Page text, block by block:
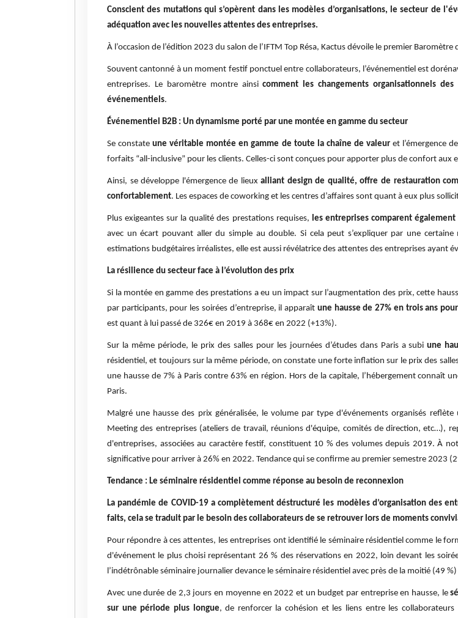
Conscient des mutations qui s’opèrent dans les modèles d’organisations, le secteur de
adéquation avec les nouvelles attentes des entreprises.
À l’occasion de l’édition 2023 du salon de l’IFTM Top Résa, Kactus dévoile le premier
Souvent cantonné à un moment festif ponctuel entre collaborateurs, l’événementiel est
entreprises. Le baromètre montre ainsicomment les changements organisationnels
événementiels.
Événementiel B2B : Un dynamisme porté par une montée en gamme du secteur
Se constateune véritable montée en gamme de toute la chaîne de valeuret l’émergence
forfaits “all-inclusive” pour les clients. Celles-ci sont conçues pour apporter plus de confort aux
Ainsi, se développe l'émergence de lieuxalliant design de qualité, offre de restauration
confortablement. Les espaces de coworking et les centres d’affaires sont quant à eux plus
Plus exigeantes sur la qualité des prestations requises, les entreprises comparent
avec un écart pouvant aller du simple au double. Si cela peut s’expliquer par une
estimations budgétaires irréalistes, elle est aussi révélatrice des attentes des entreprises ayant
La résilience du secteur face à l’évolution des prix
Si la montée en gamme des prestations a eu un impact sur l’augmentation des prix, cette
par participants, pour les soirées d’entreprise, il apparaît une hausse de 27% en trois ans
est quant à lui passé de 326€ en 2019 à 368€ en 2022 (+13%).
Sur la même période, le prix des salles pour les journées d’études dans Paris a subiune
résidentiel, et toujours sur la même période, on constate une forte inflation sur le prix des
une hausse de 7% à Paris contre 63% en région. Hors de la capitale, l’hébergement connaît
Paris.
Malgré une hausse des prix généralisée, le volume par type d'événements organisés
Meeting des entreprises (ateliers de travail, réunions d'équipe, comités de direction, etc…),
d'entreprises, associées au caractère festif, constituent 10 % des volumes depuis 2019. À
significative pour arriver à 26% en 2022. Tendance qui se confirme au premier semestre 2023
Tendance : Le séminaire résidentiel comme réponse au besoin de reconnexion
La pandémie de COVID-19 a complètement déstructuré les modèles d’organisation des
faits, cela se traduit par le besoin des collaborateurs de se retrouver lors de moments
Pour répondre à ces attentes, les entreprises ont identifié le séminaire résidentiel comme le
d'événement le plus choisi représentant 26 % des réservations en 2022, loin devant les
l’indétrônable séminaire journalier devance le séminaire résidentiel avec près de la moitié (49
Avec une durée de 2,3 jours en moyenne en 2022 et un budget par entreprise en hausse, le
sur une période plus longue, de renforcer la cohésion et les liens entre les